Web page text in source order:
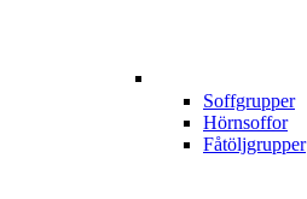
Soffgrupper
Hörnsoffor
Fåtöljgrupper